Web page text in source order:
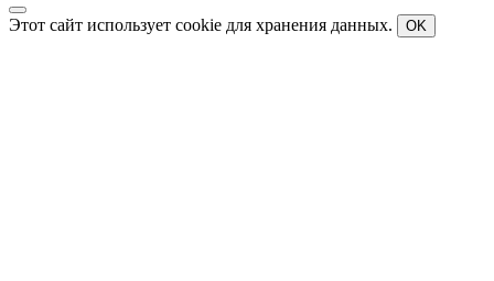
Этот сайт использует cookie для хранения данных. OK